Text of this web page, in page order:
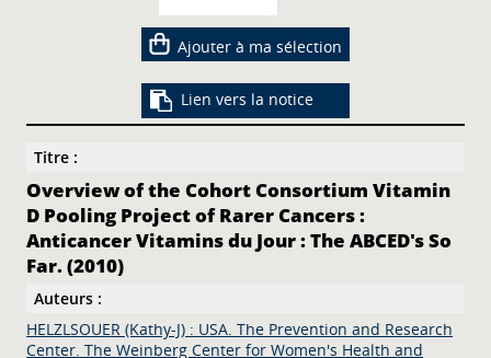
Ajouter à ma sélection
Lien vers la notice
Titre :
Overview of the Cohort Consortium Vitamin
D Pooling Project of Rarer Cancers :
Anticancer Vitamins du Jour : The ABCED's So
Far. (2010)
Auteurs :
HELZLSOUER (Kathy-J) : USA. The Prevention and Research
Center. The Weinberg Center for Women's Health and